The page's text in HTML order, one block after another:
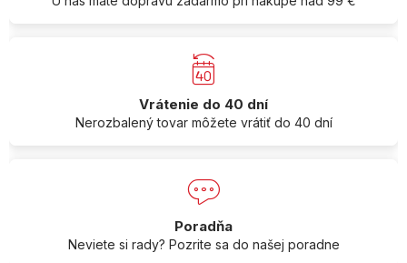
Vrátenie do 40 dní
Nerozbalený tovar môžete vrátiť do 40 dní
Poradňa
Neviete si rady? Pozrite sa do našej poradne